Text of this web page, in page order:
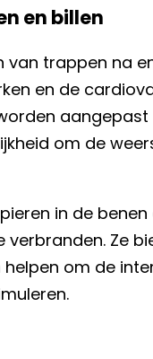
en billen
trappen na
en de
om de
in de
Ze
om de